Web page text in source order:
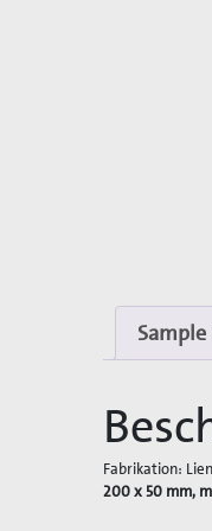
Sample
Fabrikation:
200 x 50 mm,